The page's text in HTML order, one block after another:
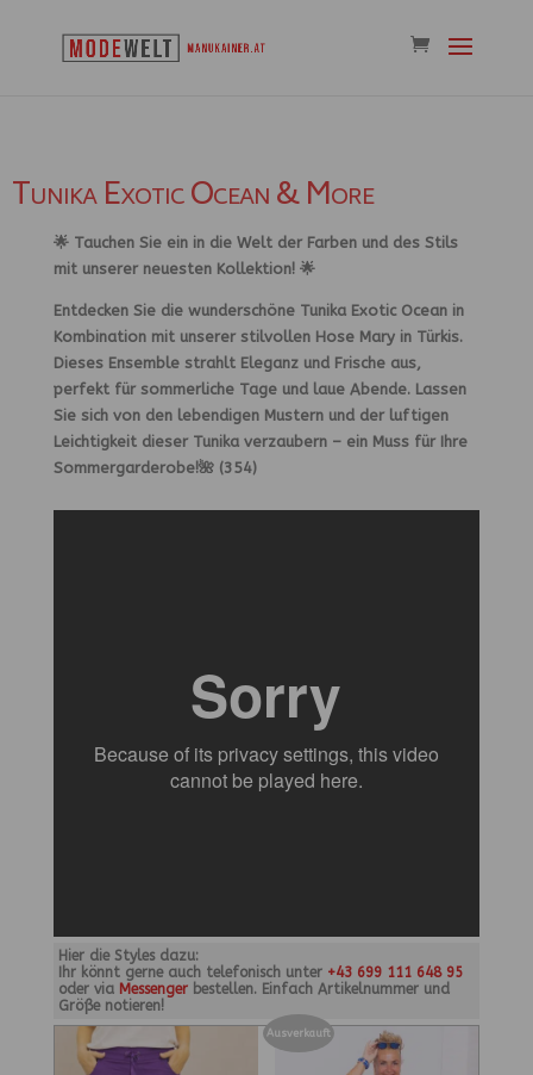
Tunika Exotic Ocean & More
🌟 Tauchen Sie ein in die Welt der Farben und des Stils
mit unserer neuesten Kollektion! 🌟
Entdecken Sie die wunderschöne Tunika Exotic Ocean in
Kombination mit unserer stilvollen Hose Mary in Türkis.
Dieses Ensemble strahlt Eleganz und Frische aus,
perfekt für sommerliche Tage und laue Abende. Lassen
Sie sich von den lebendigen Mustern und der luftigen
Leichtigkeit dieser Tunika verzaubern – ein Muss für Ihre
Sommergarderobe!🌺 (354)
Hier die Styles dazu:
Ihr könnt gerne auch telefonisch unter +43 699 111 648 95
oder via Messengerbestellen. Einfach Artikelnummer und
Größe notieren!
Ausverkauft